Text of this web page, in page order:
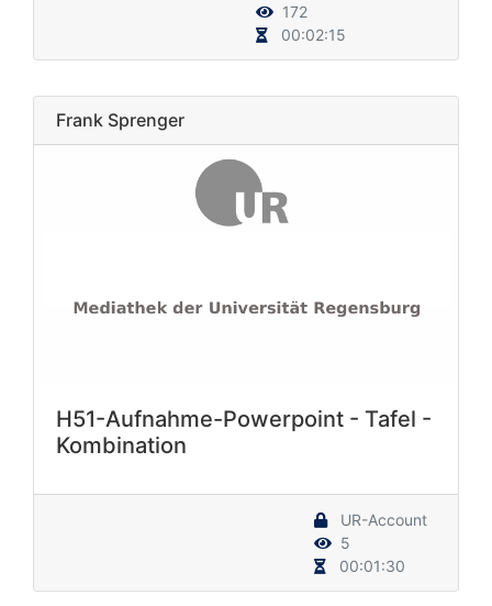
172
00:02:15
Frank Sprenger
H51-Aufnahme-Powerpoint - Tafel -
Kombination
UR-Account
5
00:01:30